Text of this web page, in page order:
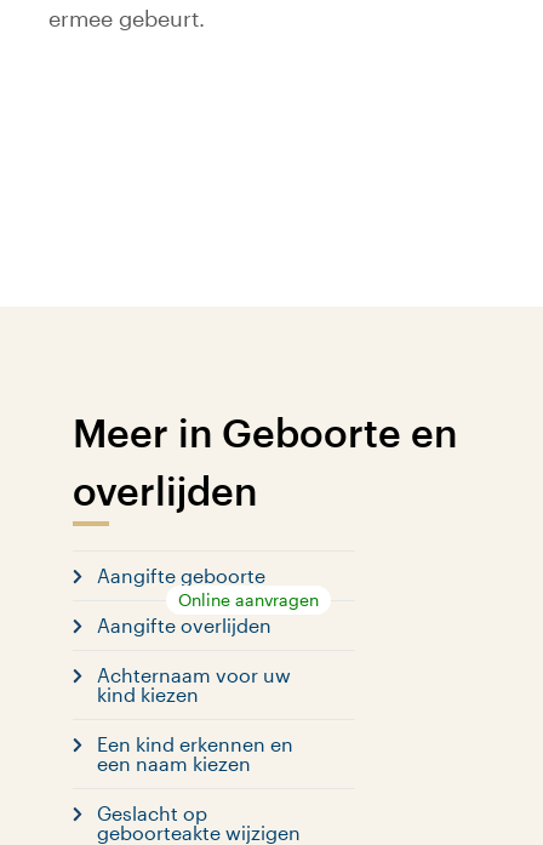
ermee gebeurt.
Meer in Geboorte en
overlijden
Aangifte geboorte
Online aanvragen
Aangifte overlijden
Achternaam voor uw
kind kiezen
Een kind erkennen en
een naam kiezen
Geslacht op
geboorteakte wijzigen